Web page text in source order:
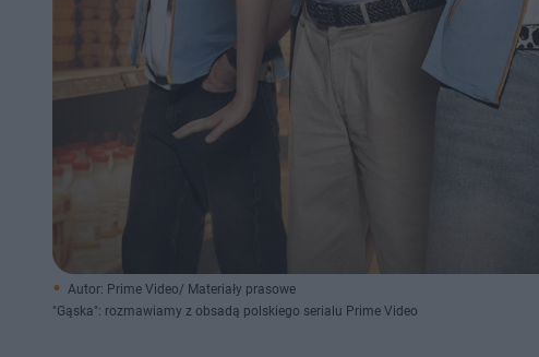
Autor: Prime Video/ Materiały prasowe
"Gąska": rozmawiamy z obsadą polskiego serialu Prime Video